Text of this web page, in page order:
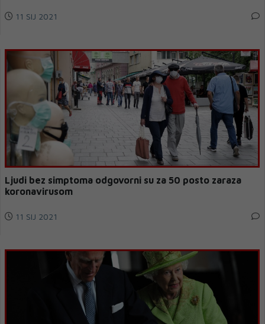
11 SIJ 2021
Ljudi bez simptoma odgovorni su za 50 posto zaraza
koronavirusom
11 SIJ 2021